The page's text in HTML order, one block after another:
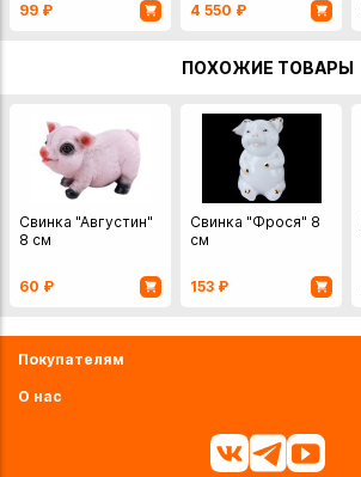
99 ₽ 4 550 ₽
ПОХОЖИЕ ТОВАРЫ
Свинка "Августин"
8 см
60 ₽
Свинка "Фрося" 8
см
153 ₽
Покупателям
О нас